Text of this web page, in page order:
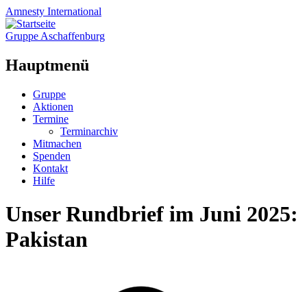
Amnesty International
Gruppe Aschaffenburg
Hauptmenü
Zum
Inhalt
springen
Gruppe
Aktionen
Termine
Terminarchiv
Mitmachen
Spenden
Kontakt
Hilfe
Unser Rundbrief im Juni 2025:
Pakistan